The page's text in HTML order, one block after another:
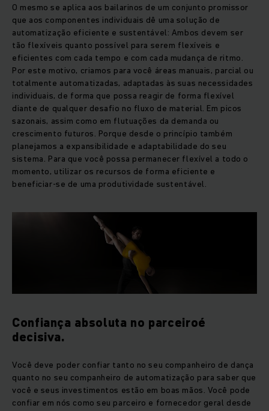
O mesmo se aplica aos bailarinos de um conjunto promissor
que aos componentes individuais dê uma solução de
automatização eficiente e sustentável: Ambos devem ser
tão flexíveis quanto possível para serem flexíveis e
eficientes com cada tempo e com cada mudança de ritmo.
Por este motivo, criamos para você áreas manuais, parcial ou
totalmente automatizadas, adaptadas às suas necessidades
individuais, de forma que possa reagir de forma flexível
diante de qualquer desafio no fluxo de material. Em picos
sazonais, assim como em flutuações da demanda ou
crescimento futuros. Porque desde o princípio também
planejamos a expansibilidade e adaptabilidade do seu
sistema. Para que você possa permanecer flexível a todo o
momento, utilizar os recursos de forma eficiente e
beneficiar-se de uma produtividade sustentável.
Confiança absoluta no parceiroé
decisiva.
Você deve poder confiar tanto no seu companheiro de dança
quanto no seu companheiro de automatização para saber que
você e seus investimentos estão em boas mãos. Você pode
confiar em nós como seu parceiro e fornecedor geral desde